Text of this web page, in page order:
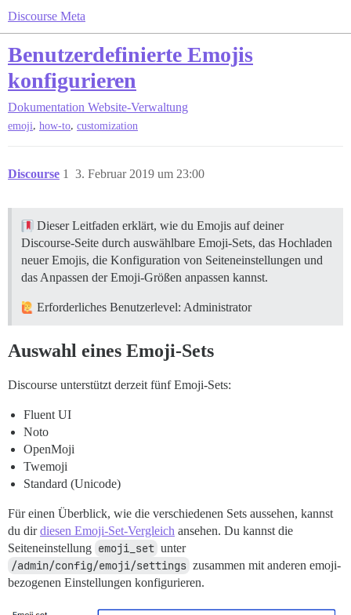
Discourse Meta
Benutzerdefinierte Emojis
konfigurieren
Dokumentation Website-Verwaltung
emoji, how-to, customization
Discourse 3. Februar 2019 um 23:00
1
Dieser Leitfaden erklärt, wie du Emojis auf deiner
Discourse-Seite durch auswählbare Emoji-Sets, das Hochladen
neuer Emojis, die Konfiguration von Seiteneinstellungen und
das Anpassen der Emoji-Größen anpassen kannst.
Erforderliches Benutzerlevel: Administrator
Auswahl eines Emoji-Sets
Discourse unterstützt derzeit fünf Emoji-Sets:
Fluent UI
Noto
OpenMoji
Twemoji
Standard (Unicode)
Für einen Überblick, wie die verschiedenen Sets aussehen, kannst
du dirdiesen Emoji-Set-Vergleich ansehen. Du kannst die
Seiteneinstellung emoji_set unter
/admin/config/emoji/settings zusammen mit anderen emoji-
bezogenen Einstellungen konfigurieren.